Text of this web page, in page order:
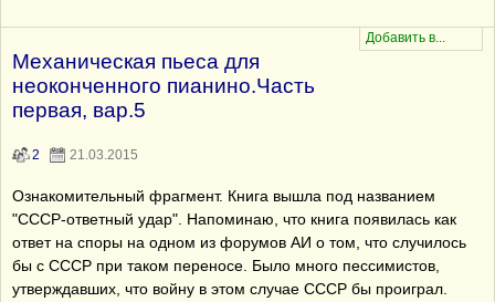
Механическая пьеса для
неоконченного пианино.Часть
первая, вар.5
2 21.03.2015
Ознакомительный фрагмент. Книга вышла под названием
"СССР-ответный удар". Напоминаю, что книга появилась как
ответ на споры на одном из форумов АИ о том, что случилось
бы с СССР при таком переносе. Было много пессимистов,
утверждавших, что войну в этом случае СССР бы проиграл.